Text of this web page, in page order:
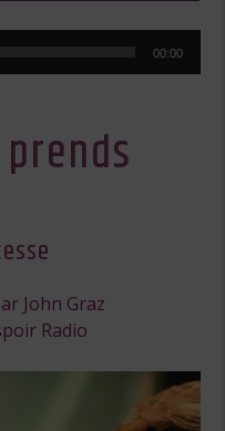
00:00
John Graz
Radio